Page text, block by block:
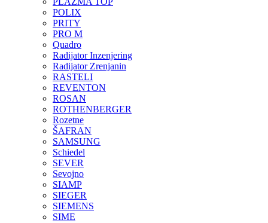
POLIX
PRITY
PRO M
Quadro
Radijator Inzenjering
Radijator Zrenjanin
RASTELI
REVENTON
ROSAN
ROTHENBERGER
Rozetne
ŠAFRAN
SAMSUNG
Schiedel
SEVER
Sevojno
SIAMP
SIEGER
SIEMENS
SIME